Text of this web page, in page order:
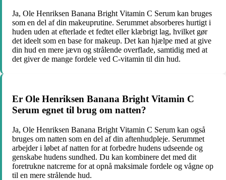
Ja, Ole Henriksen Banana Bright Vitamin C Serum kan bruges
som en del af din makeuprutine. Serummet absorberes hurtigt i
huden uden at efterlade et fedtet eller klæbrigt lag, hvilket gør
det ideelt som en base for makeup. Det kan hjælpe med at give
din hud en mere jævn og strålende overflade, samtidig med at
det giver de mange fordele ved C-vitamin til din hud.
Er Ole Henriksen Banana Bright Vitamin C
Serum egnet til brug om natten?
Ja, Ole Henriksen Banana Bright Vitamin C Serum kan også
bruges om natten som en del af din aftenhudpleje. Serummet
arbejder i løbet af natten for at forbedre hudens udseende og
genskabe hudens sundhed. Du kan kombinere det med dit
foretrukne natcreme for at opnå maksimale fordele og vågne op
til en mere strålende hud.